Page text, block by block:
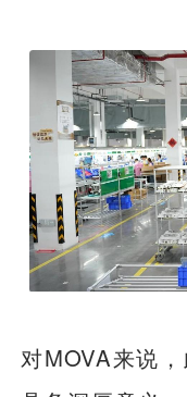
对MOVA来说